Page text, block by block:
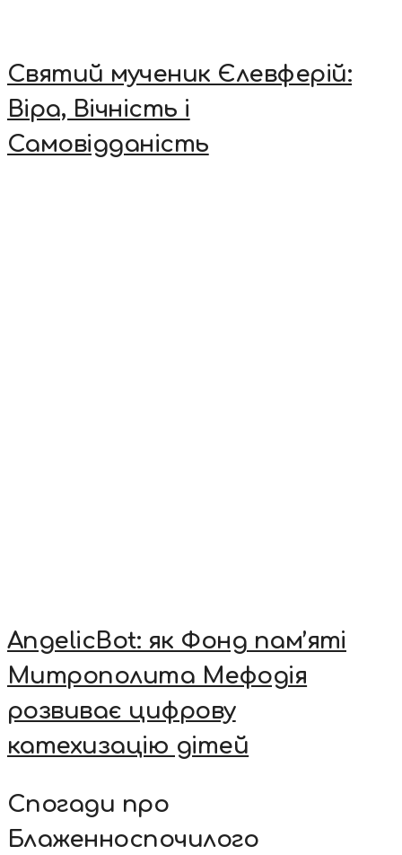
Святий мученик Єлевферій:
Віра, Вічність і
Самовідданість
AngelicBot: як Фонд пам’яті
Митрополита Мефодія
розвиває цифрову
катехизацію дітей
Спогади про
Блаженноспочилого